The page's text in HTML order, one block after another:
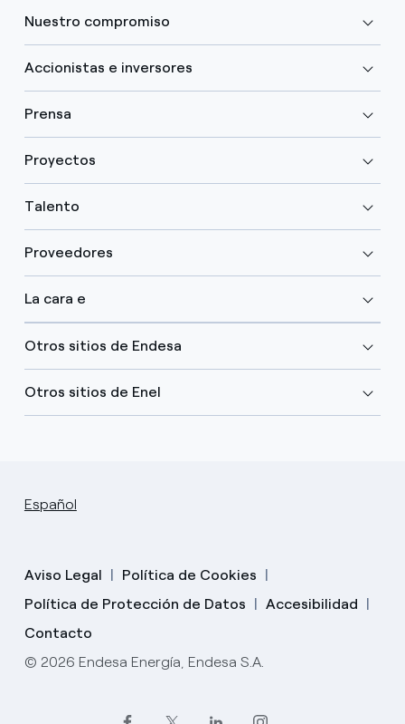
Nuestro compromiso
Accionistas e inversores
Prensa
Proyectos
Talento
Proveedores
La cara e
Otros sitios de Endesa
Otros sitios de Enel
Español
Aviso Legal
Política de Cookies
Política de Protección de Datos
Accesibilidad
Contacto
© 2026 Endesa Energía, Endesa S.A.